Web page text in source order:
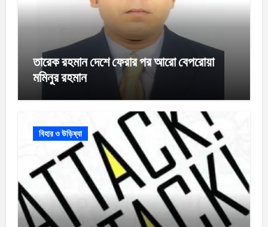
তারেক রহমান দেশে ফেরার পর আরো বেপরোয়া
মমিনুর রহমান
বিহার ও উড়িষ্যা